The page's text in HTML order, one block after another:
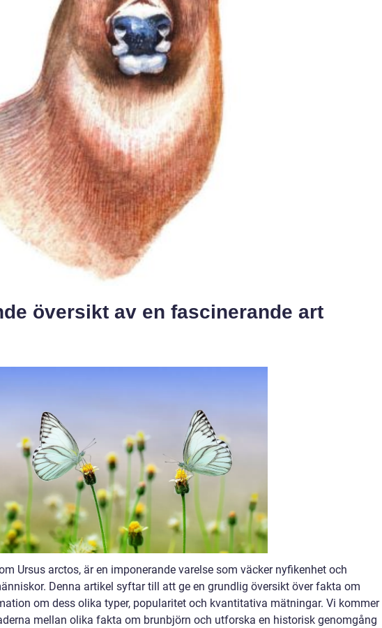
översikt av en fascinerande art
Ursus arctos, är en imponerande varelse som väcker nyfikenhet och
Denna artikel syftar till att ge en grundlig översikt över fakta om
om dess olika typer, popularitet och kvantitativa mätningar. Vi kommer
mellan olika fakta om brunbjörn och utforska en historisk genomgång